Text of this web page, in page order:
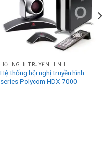
HỘI NGHỊ TRUYỀN HÌNH
Hệ thống hội nghị truyền hình
series Polycom HDX 7000